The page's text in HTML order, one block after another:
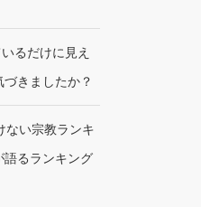
るだけに見え
きましたか？
ない宗教ランキ
るランキング